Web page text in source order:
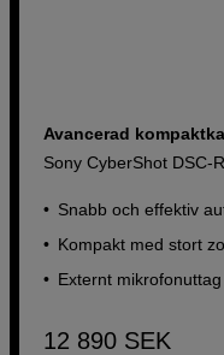
Avancerad
Sony CyberShot DSC-
Snabb och effektiv
Kompakt med stort
Externt mikrofonuttag
12 890 SEK